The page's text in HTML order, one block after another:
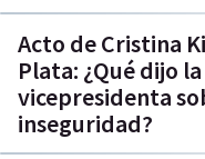
Acto de Cristina
Plata: ¿Qué dijo la
vicepresidenta
inseguridad?